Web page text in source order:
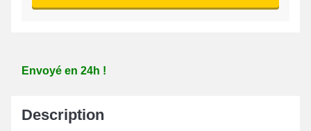
Envoyé en 24h !
Description